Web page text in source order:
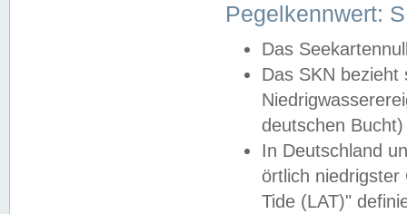
Pegelkennwert:
Das
Das SKN
deutschen
In Deutschland
örtlich
Tide (LAT)"